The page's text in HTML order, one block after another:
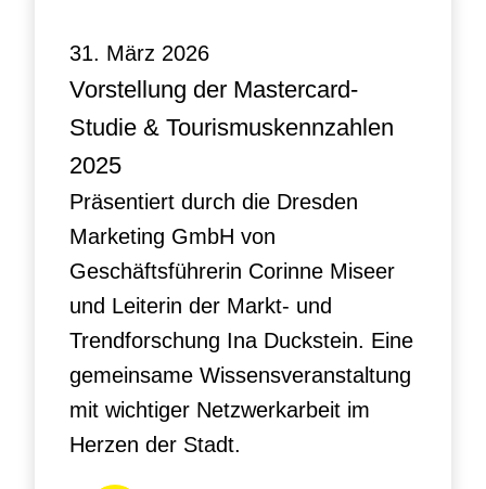
31. März 2026
Vorstellung der Mastercard-
Studie & Tourismuskennzahlen
2025
Präsentiert durch die Dresden
Marketing GmbH von
Geschäftsführerin Corinne Miseer
und Leiterin der Markt- und
Trendforschung Ina Duckstein. Eine
gemeinsame Wissensveranstaltung
mit wichtiger Netzwerkarbeit im
Herzen der Stadt.